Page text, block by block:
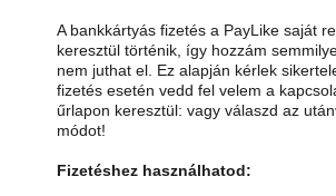
A bankkártyás fizetés a PayLike saját
keresztül történik, így hozzám
nem juthat el. Ez alapján kérlek
fizetés esetén vedd fel velem a
űrlapon keresztül: vagy válaszd az
módot!
Fizetéshez használhatod: